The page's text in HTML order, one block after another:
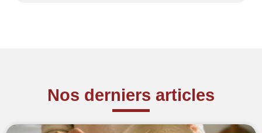
Nos derniers articles